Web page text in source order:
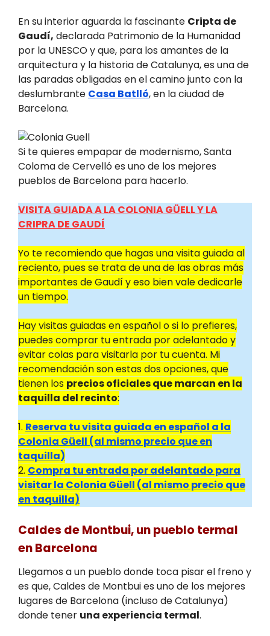
En su interior aguarda la fascinante Cripta de
Gaudí, declarada Patrimonio de la Humanidad
por la UNESCO y que, para los amantes de la
arquitectura y la historia de Catalunya, es una de
las paradas obligadas en el camino junto con la
deslumbrante Casa Batlló, en la ciudad de
Barcelona.
Si te quieres empapar de modernismo, Santa
Coloma de Cervelló es uno de los mejores
pueblos de Barcelona para hacerlo.
VISITA GUIADA A LA COLONIA GÜELL Y LA
CRIPRA DE GAUDÍ
Yo te recomiendo que hagas una visita guiada al
reciento, pues se trata de una de las obras más
importantes de Gaudí y eso bien vale dedicarle
un tiempo.
Hay visitas guiadas en español o si lo prefieres,
puedes comprar tu entrada por adelantado y
evitar colas para visitarla por tu cuenta. Mi
recomendación son estas dos opciones, que
tienen los precios oficiales que marcan en la
taquilla del recinto:
1. Reserva tu visita guiada en español a la
Colonia Güell (al mismo precio que en
taquilla)
2. Compra tu entrada por adelantado para
visitar la Colonia Güell (al mismo precio que
en taquilla)
Caldes de Montbui, un pueblo termal
en Barcelona
Llegamos a un pueblo donde toca pisar el freno y
es que, Caldes de Montbui es uno de los mejores
lugares de Barcelona (incluso de Catalunya)
donde tener una experiencia termal.